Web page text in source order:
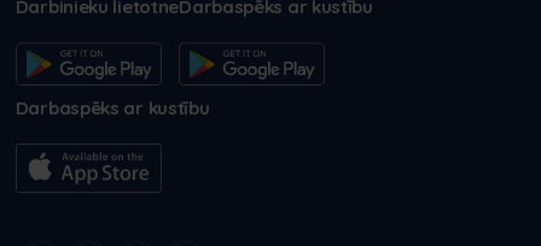
Darbinieku lietotneDarbaspēks ar kustību
Darbaspēks ar kustību